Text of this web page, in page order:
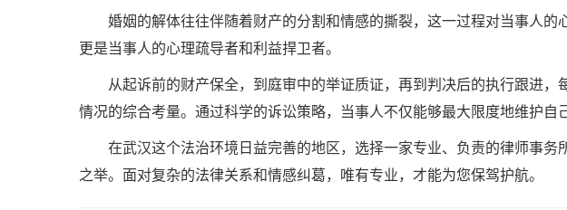
婚姻的解体往往伴随着财产的分割和情感的撕裂，这一过程对当事人
更是当事人的心理疏导者和利益捍卫者。
从起诉前的财产保全，到庭审中的举证质证，再到判决后的执行跟进
情况的综合考量。通过科学的诉讼策略，当事人不仅能够最大限度地维护自
在武汉这个法治环境日益完善的地区，选择一家专业、负责的律师事
之举。面对复杂的法律关系和情感纠葛，唯有专业，才能为您保驾护航。